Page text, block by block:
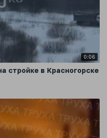
0:06
стройке в Красногорске